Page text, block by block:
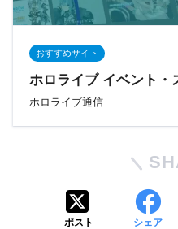
おすすめサイト
ホロライブ イベント・
ホロライブ通信
ポスト シェア